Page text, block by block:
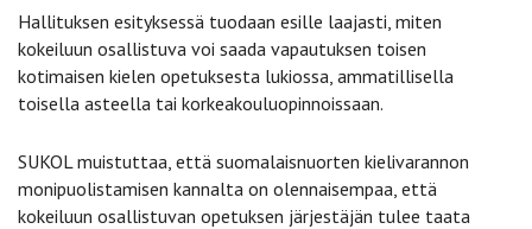
Hallituksen esityksessä tuodaan esille laajasti, miten
kokeiluun osallistuva voi saada vapautuksen toisen
kotimaisen kielen opetuksesta lukiossa, ammatillisella
toisella asteella tai korkeakouluopinnoissaan.
SUKOL muistuttaa, että suomalaisnuorten kielivarannon
monipuolistamisen kannalta on olennaisempaa, että
kokeiluun osallistuvan opetuksen järjestäjän tulee taata